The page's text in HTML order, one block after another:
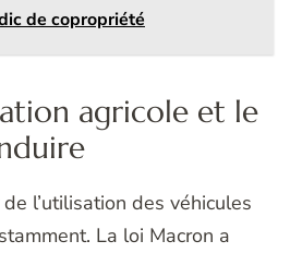
de copropriété
agricole et le
l’utilisation des véhicules
La loi Macron a